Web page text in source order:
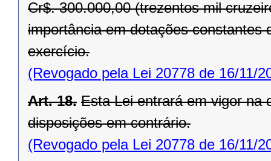
Cr$. 300.000,00 (trezentos mil
importância em dotações constantes
exercício.
(Revogado pela Lei 20778 de 16/11/
Art. 18. Esta Lei entrará em vigor na
disposições em contrário.
(Revogado pela Lei 20778 de 16/11/